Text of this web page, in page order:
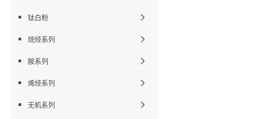
钛白粉
烷烃系列
胺系列
烯烃系列
无机系列